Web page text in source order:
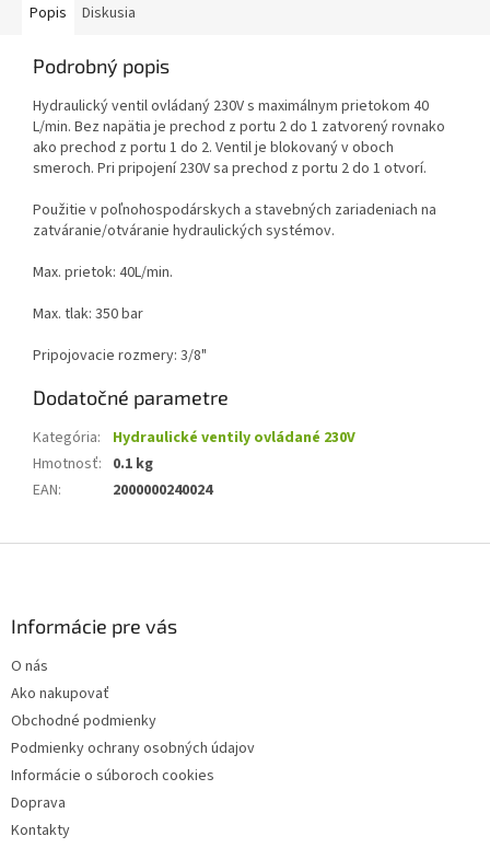
Popis Diskusia
Podrobný popis
Hydraulický ventil ovládaný 230V s maximálnym prietokom 40
L/min. Bez napätia je prechod z portu 2 do 1 zatvorený rovnako
ako prechod z portu 1 do 2. Ventil je blokovaný v oboch
smeroch. Pri pripojení 230V sa prechod z portu 2 do 1 otvorí.
Použitie v poľnohospodárskych a stavebných zariadeniach na
zatváranie/otváranie hydraulických systémov.
Max. prietok: 40L/min.
Max. tlak: 350 bar
Pripojovacie rozmery: 3/8"
Dodatočné parametre
Kategória:
Hydraulické ventily ovládané 230V
Hmotnosť: 0.1 kg
EAN: 2000000240024
Informácie pre vás
O nás
Ako nakupovať
Obchodné podmienky
Podmienky ochrany osobných údajov
Informácie o súboroch cookies
Doprava
Kontakty